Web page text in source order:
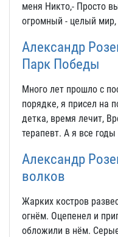
меня Никто,- Просто
огромный - целый мир,
Александр
Парк Победы
Много лет прошло с
порядке, я присел на
детка, время лечит,
терапевт. А я все
Александр
волков
Жарких костров
огнём. Оцепенел и
обложили в нём.